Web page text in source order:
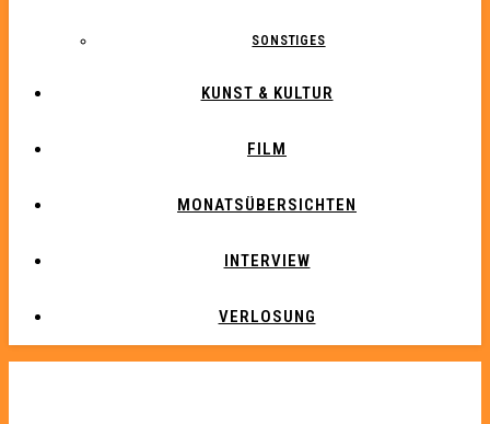
SONSTIGES
KUNST & KULTUR
FILM
MONATSÜBERSICHTEN
INTERVIEW
VERLOSUNG